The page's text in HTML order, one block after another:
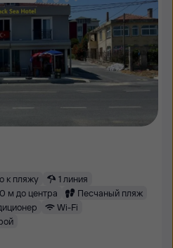
к пляжу
1 линия
м до центра
Песчаный пляж
Wi-Fi